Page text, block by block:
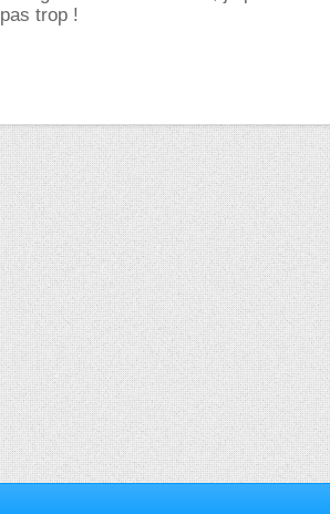
pas trop !